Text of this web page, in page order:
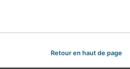
Retour en haut de page